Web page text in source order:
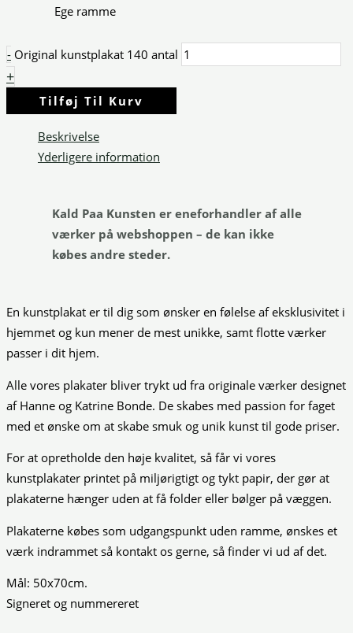
Ege ramme
- Original kunstplakat 140 antal
+
Tilføj Til Kurv
Beskrivelse
Yderligere information
Kald Paa Kunsten er eneforhandler af alle
værker på webshoppen – de kan ikke
købes andre steder.
En kunstplakat er til dig som ønsker en følelse af eksklusivitet i
hjemmet og kun mener de mest unikke, samt flotte værker
passer i dit hjem.
Alle vores plakater bliver trykt ud fra originale værker designet
af Hanne og Katrine Bonde. De skabes med passion for faget
med et ønske om at skabe smuk og unik kunst til gode priser.
For at opretholde den høje kvalitet, så får vi vores
kunstplakater printet på miljørigtigt og tykt papir, der gør at
plakaterne hænger uden at få folder eller bølger på væggen.
Plakaterne købes som udgangspunkt uden ramme, ønskes et
værk indrammet så kontakt os gerne, så finder vi ud af det.
Mål: 50x70cm.
Signeret og nummereret